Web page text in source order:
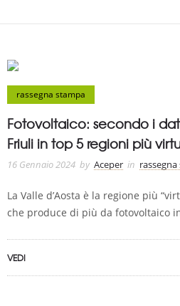
rassegna stampa
Fotovoltaico: secondo i
Friuli in top 5 regioni più
16 Gennaio 2024 by Aceper in
La Valle d’Aosta è la regione più
che produce di più da fotovoltaico
VEDI